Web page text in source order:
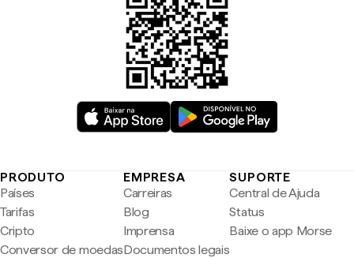
PRODUTO
Países
Tarifas
Cripto
Conversor de moedas
EMPRESA
Carreiras
Blog
Imprensa
Documentos legais
SUPORTE
Central de Ajuda
Status
Baixe o app Morse